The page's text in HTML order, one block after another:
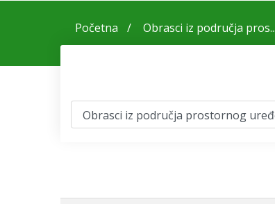
Početna Obrasci iz područja pros...